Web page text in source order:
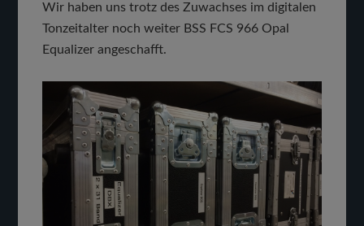
Wir haben uns trotz des Zuwachses im digitalen
Tonzeitalter noch weiter BSS FCS 966 Opal
Equalizer angeschafft.